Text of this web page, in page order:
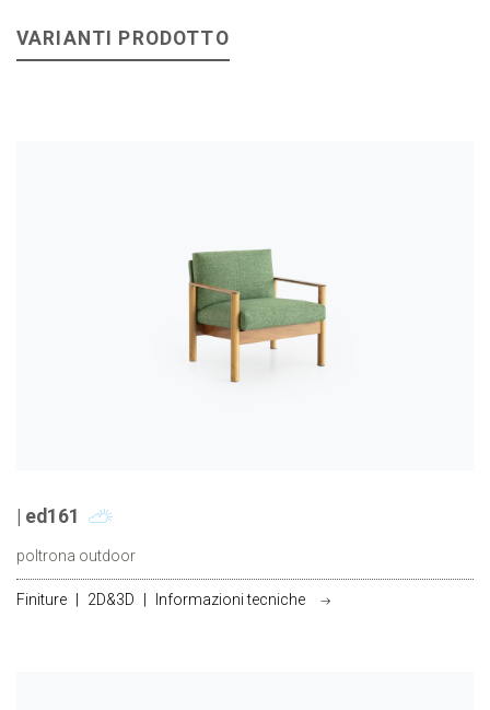
VARIANTI PRODOTTO
| ed161
poltrona outdoor
Finiture 2D&3D Informazioni tecniche